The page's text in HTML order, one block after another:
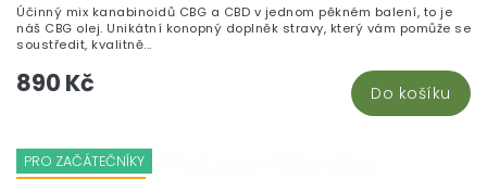
890 Kč Do košíku
Účinný mix kanabinoidů CBG a CBD v jednom pěkném balení, to je
náš CBG olej. Unikátní konopný doplněk stravy, který vám pomůže se
soustředit, kvalitně...
PRO ZAČÁTEČNÍKY